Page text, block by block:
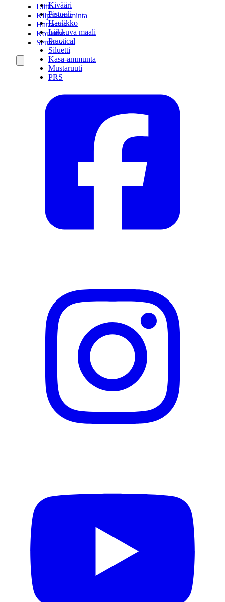
Kivääri
Pistooli
Haulikko
Liikkuva maali
Practical
Siluetti
Kasa-ammunta
Mustaruuti
PRS
Liitto
Kilpailutoiminta
Harrastus
Koulutus
Seuroille